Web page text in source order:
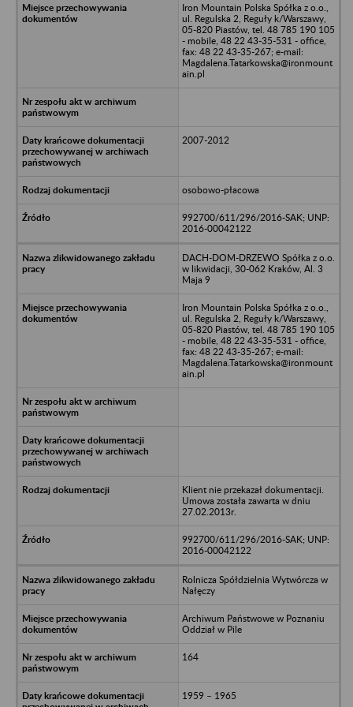
Iron Mountain Polska Spółka z o.o.,
ul. Regulska 2, Reguły k/Warszawy,
05-820 Piastów, tel. 48 785 190 105
- mobile, 48 22 43-35-531 - office,
fax: 48 22 43-35-267; e-mail:
Magdalena.Tatarkowska@ironmount
ain.pl
2007-2012
osobowo-płacowa
992700/611/296/2016-SAK; UNP:
2016-00042122
DACH-DOM-DRZEWO Spółka z o.o.
w likwidacji, 30-062 Kraków, Al. 3
Maja 9
Iron Mountain Polska Spółka z o.o.,
ul. Regulska 2, Reguły k/Warszawy,
05-820 Piastów, tel. 48 785 190 105
- mobile, 48 22 43-35-531 - office,
fax: 48 22 43-35-267; e-mail:
Magdalena.Tatarkowska@ironmount
ain.pl
Klient nie przekazał dokumentacji.
Umowa została zawarta w dniu
27.02.2013r.
992700/611/296/2016-SAK; UNP:
2016-00042122
Rolnicza Spółdzielnia Wytwórcza w
Nałęczy
Archiwum Państwowe w Poznaniu
Oddział w Pile
164
1959 – 1965